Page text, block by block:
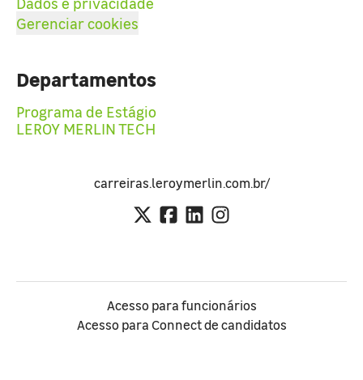
Gerenciar cookies
Departamentos
Programa de Estágio
LEROY MERLIN TECH
carreiras.leroymerlin.com.br/
Acesso para funcionários
Acesso para Connect de candidatos